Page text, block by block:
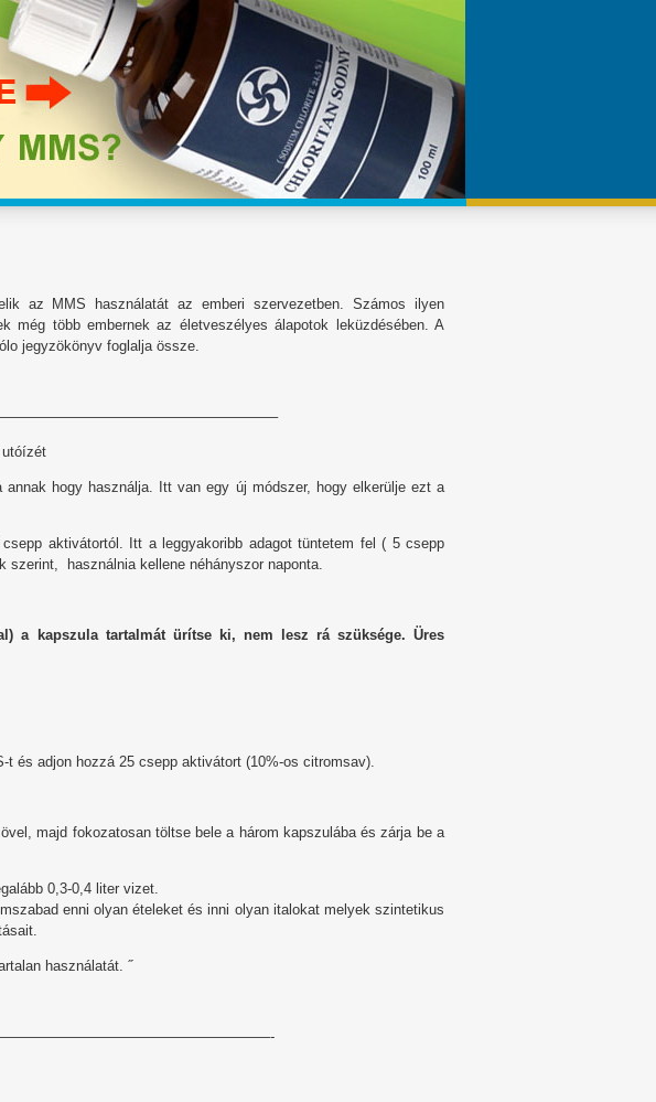
az MMS használatát az emberi szervezetben. Számos ilyen
még több embernek az életveszélyes álapotok leküzdésében. A
jegyzökönyv foglalja össze.
hogy használja. Itt van egy új módszer, hogy elkerülje ezt a
aktivátortól. Itt a leggyakoribb adagot tüntetem fel ( 5 csepp
használnia kellene néhányszor naponta.
a kapszula tartalmát ürítse ki, nem lesz rá szüksége. Üres
és adjon hozzá 25 csepp aktivátort (10%-os citromsav).
majd fokozatosan töltse bele a három kapszulába és zárja be a
0,3-0,4 liter vizet.
enni olyan ételeket és inni olyan italokat melyek szintetikus
használatát. ˝